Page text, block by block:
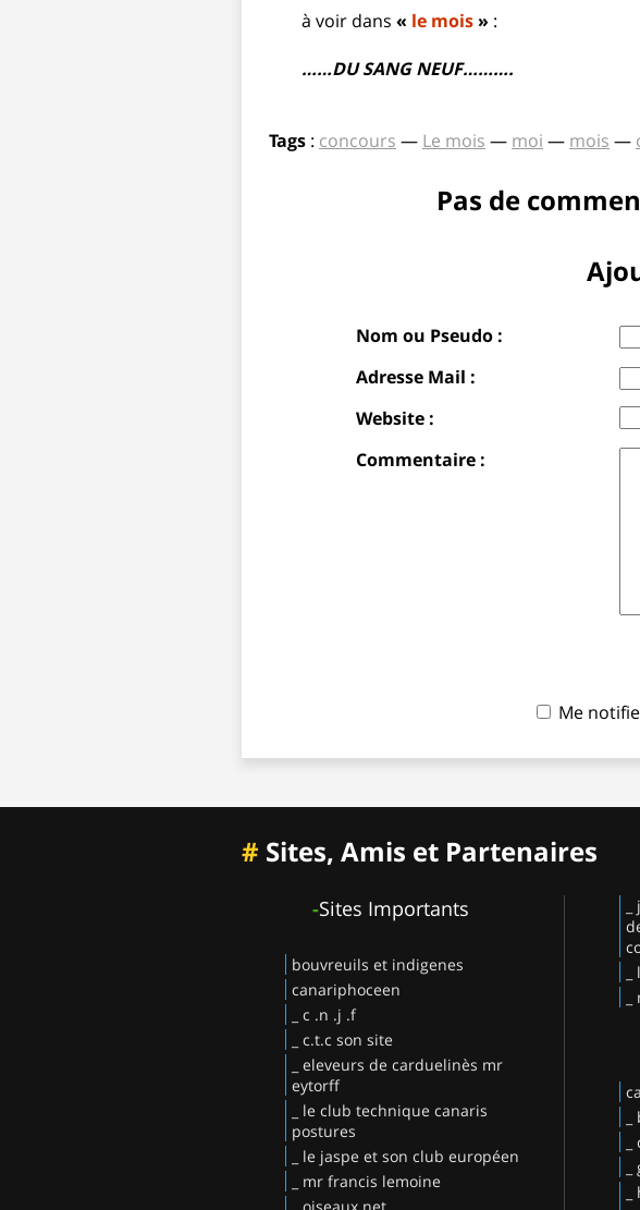
à voir dans « le mois» :
……DU SANG NEUF……….
Tags : concours — Le mois — moi — mois —
Pas de
Nom ou Pseudo :
Adresse Mail :
Website :
Commentaire :
Me
# Sites, Amis et Partenaires
-Sites Importants
bouvreuils et indigenes
canariphoceen
_ c .n .j .f
_ c.t.c son site
_ eleveurs de carduelinès mr
eytorff
_ le club technique canaris
postures
_ le jaspe et son club européen
_ mr francis lemoine
_ oiseaux.net